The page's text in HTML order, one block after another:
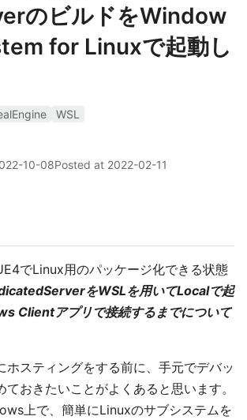
のビルドをWindow
for Linuxで起動し
WSL
10-08Posted at 2022-02-11
でLinux用のパッケージ化できる状態
をWSLを用いてLocalで起
Clientアプリで接続するまでについて
ホスティングをする前に、手元でデバッ
ておきたいことがよくあると思います。
上で、簡単にLinuxのサブシステムを